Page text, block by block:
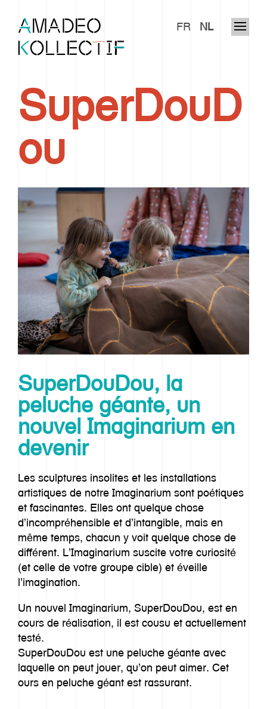
FR NL
Notre histoire
Approche
Imaginarium
Offre
SuperDouD
ou
SuperDouDou, la
peluche géante, un
nouvel Imaginarium en
devenir
Les sculptures insolites et les installations
artistiques de notre Imaginarium sont poétiques
et fascinantes. Elles ont quelque chose
d’incompréhensible et d’intangible, mais en
même temps, chacun y voit quelque chose de
différent. L’Imaginarium suscite votre curiosité
(et celle de votre groupe cible) et éveille
l’imagination.
Un nouvel Imaginarium, SuperDouDou, est en
cours de réalisation, il est cousu et actuellement
testé.
SuperDouDou est une peluche géante avec
laquelle on peut jouer, qu’on peut aimer. Cet
ours en peluche géant est rassurant.